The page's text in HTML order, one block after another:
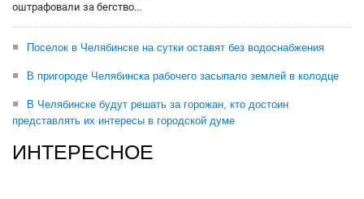
оштрафовали за бегство...
Поселок в Челябинске на сутки оставят без водоснабжения
В пригороде Челябинска рабочего засыпало землей в колодце
В Челябинске будут решать за горожан, кто достоин
представлять их интересы в городской думе
ИНТЕРЕСНОЕ